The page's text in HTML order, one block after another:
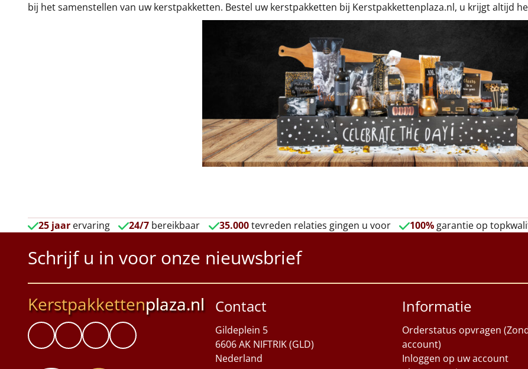
bij het samenstellen van uw kerstpakketten. Bestel uw kerstpakketten bij Kerstpakkettenplaza.nl, u krijgt altijd
25 jaar ervaring 24/7 bereikbaar 35.000tevreden relaties gingen u voor 100%garantie op
Schrijf u in voor onze nieuwsbrief
Kerstpakkettenplaza.nl Contact
Gildeplein 5
6606 AK NIFTRIK (GLD)
Nederland
Informatie
Orderstatus opvragen
account)
Inloggen op uw account